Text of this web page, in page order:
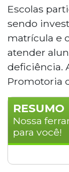
Escolas
sendo
matrícula e
atender
deficiência.
Promotoria
RESUMO
Nossa
para você!
Escolas